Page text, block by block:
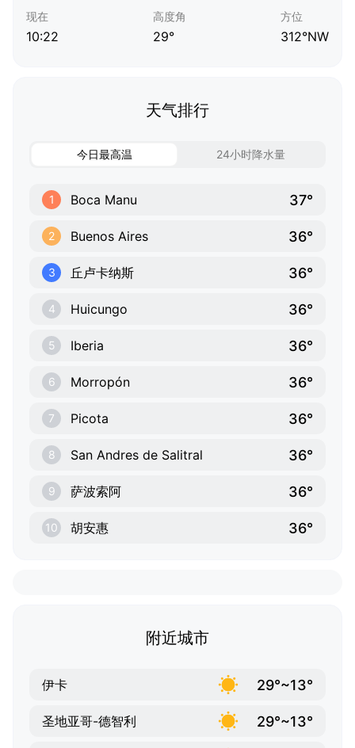
现在
10:22
高度角
29°
方位
312°NW
天气排行
今日最高温 24小时降水量
1 Boca Manu 37°
2 Buenos Aires 36°
3 丘卢卡纳斯 36°
4 Huicungo 36°
5 Iberia 36°
6 Morropón 36°
7 Picota 36°
8 San Andres de Salitral 36°
9 萨波索阿 36°
10 胡安惠 36°
附近城市
伊卡 29°~13°
圣地亚哥-德智利 29°~13°